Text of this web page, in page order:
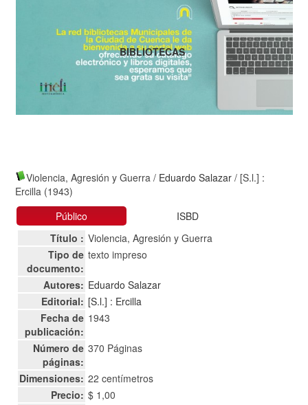
Violencia, Agresión y Guerra / Eduardo Salazar / [S.l.] :
Ercilla (1943)
Público
ISBD
Título : Violencia, Agresión y Guerra
Tipo de
documento:
texto impreso
Autores: Eduardo Salazar
Editorial: [S.l.] : Ercilla
Fecha de
publicación:
1943
Número de
páginas:
370 Páginas
Dimensiones: 22 centímetros
Precio: $ 1,00
BIBLIOTECAS